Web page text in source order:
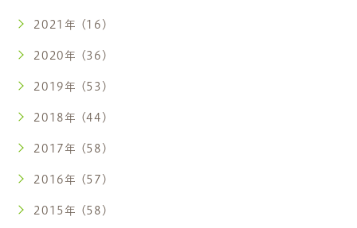
2021年 (16)
2020年 (36)
2019年 (53)
2018年 (44)
2017年 (58)
2016年 (57)
2015年 (58)